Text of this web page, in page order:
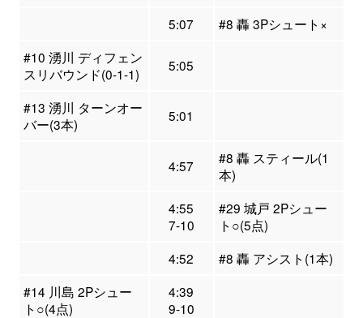
5:07
#8 轟 3Pシュート×
#10 湧川 ディフェン
スリバウンド(0-1-1)
5:05
#13 湧川 ターンオー
バー(3本)
5:01
4:57
#8 轟 スティール(1
本)
4:55
7-10
#29 城戸 2Pシュー
ト○(5点)
4:52
#8 轟 アシスト(1本)
#14 川島 2Pシュー
ト○(4点)
4:39
9-10